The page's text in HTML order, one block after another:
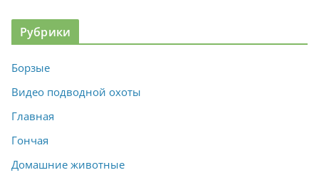
Рубрики
Борзые
Видео подводной охоты
Главная
Гончая
Домашние животные